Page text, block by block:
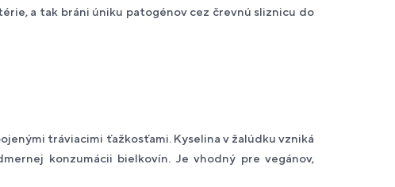
a tak bráni úniku patogénov cez črevnú sliznicu do
tráviacimi ťažkosťami. Kyselina v žalúdku vzniká
konzumácii bielkovín. Je vhodný pre vegánov,